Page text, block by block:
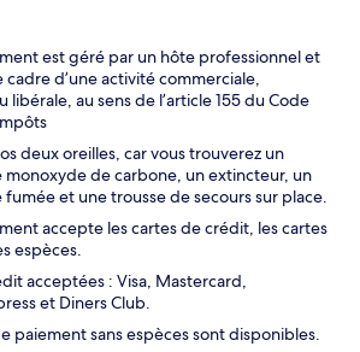
est géré par un hôte professionnel et
cadre d’une activité commerciale,
libérale, au sens de l’article 155 du Code
deux oreilles, car vous trouverez un
de carbone, un extincteur, un
et une trousse de secours sur place.
accepte les cartes de crédit, les cartes
espèces.
acceptées : Visa, Mastercard,
et Diners Club.
paiement sans espèces sont disponibles.